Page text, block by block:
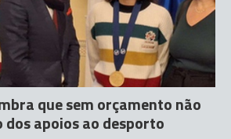
que sem orçamento não
apoios ao desporto